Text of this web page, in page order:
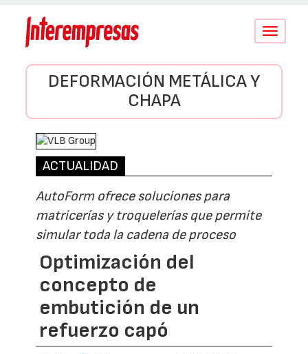
Conmutar
DEFORMACIÓN METÁLICA Y
CHAPA
ACTUALIDAD
AutoForm ofrece soluciones para
matricerías y troquelerías que permite
simular toda la cadena de proceso
Optimización del
concepto de
embutición de un
refuerzo capó